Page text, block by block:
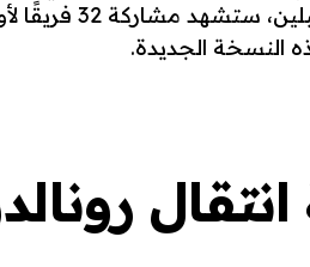
يونيو و13
النسخة الجديدة.